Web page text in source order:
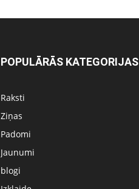
POPULĀRĀS KATEGORIJAS
Raksti
Ziņas
Padomi
Jaunumi
blogi